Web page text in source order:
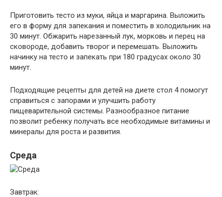
Приготовить тесто из муки, яйца и маргарина. Выложить
его в форму для запекания и поместить в холодильник на
30 минут. Обжарить нарезанный лук, морковь и перец на
сковороде, добавить творог и перемешать. Выложить
начинку на тесто и запекать при 180 градусах около 30
минут.
Подходящие рецепты для детей на диете стол 4 помогут
справиться с запорами и улучшить работу
пищеварительной системы. Разнообразное питание
позволит ребенку получать все необходимые витамины и
минералы для роста и развития.
Среда
Завтрак: